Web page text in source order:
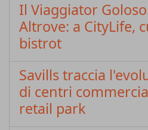
Il Viaggiator
Altrove: a CityLife,
bistrot
Savills traccia
di centri
retail park